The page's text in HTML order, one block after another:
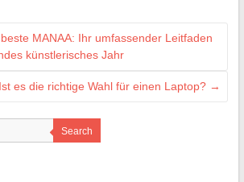
MANAA: Ihr umfassender Leitfaden
künstlerisches Jahr
es die richtige Wahl für einen Laptop? →
Search